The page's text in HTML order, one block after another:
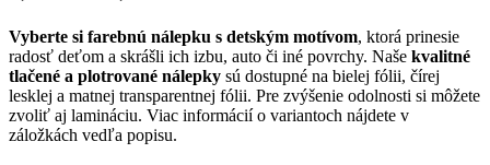
4,50 €
through
27,50 €
Vyberte si farebnú nálepku s detským motívom, ktorá prinesie
radosť deťom a skrášli ich izbu, auto či iné povrchy. Naše kvalitné
tlačené a plotrované nálepky sú dostupné na bielej fólii, čírej
lesklej a matnej transparentnej fólii. Pre zvýšenie odolnosti si môžete
zvoliť aj lamináciu. Viac informácií o variantoch nájdete v
záložkách vedľa popisu.